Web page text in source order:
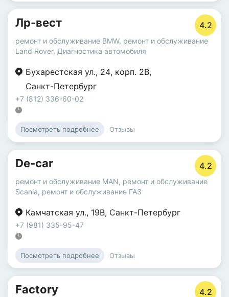
Лр-вест 4.2
ремонт и обслуживание BMW, ремонт и обслуживание
Land Rover, Диагностика автомобиля
Бухарестская ул., 24, корп. 2В,
Санкт-Петербург
+7 (812) 336-60-02
Посмотреть подробнее Отзывы
De-car 4.2
ремонт и обслуживание MAN, ремонт и обслуживание
Scania, ремонт и обслуживание ГАЗ
Камчатская ул., 19В, Санкт-Петербург
+7 (981) 335-95-47
Посмотреть подробнее Отзывы
Factory 4.2